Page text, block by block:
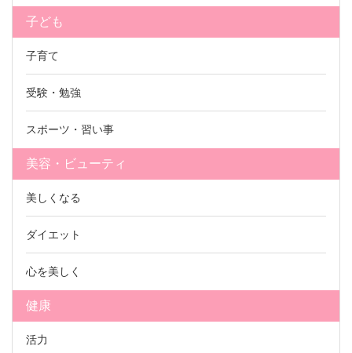
子ども
子育て
受験・勉強
スポーツ・習い事
美容・ビューティ
美しくなる
ダイエット
心を美しく
健康
活力